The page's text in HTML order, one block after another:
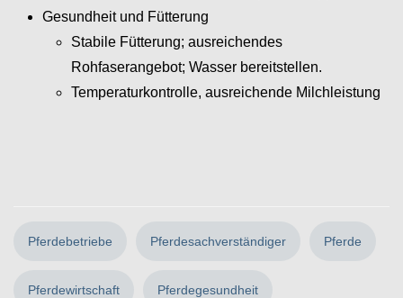
Gesundheit und Fütterung
Stabile Fütterung; ausreichendes
Rohfaserangebot; Wasser bereitstellen.
Temperaturkontrolle, ausreichende Milchleistung
Pferdebetriebe Pferdesachverständiger Pferde
Pferdewirtschaft Pferdegesundheit